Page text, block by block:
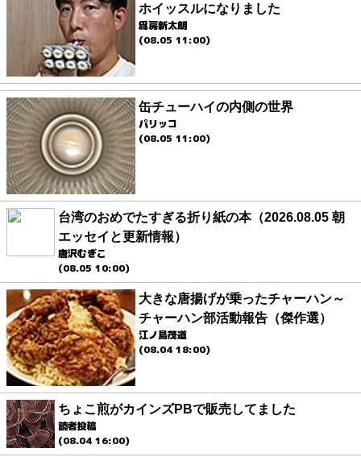
ホイッスルになりました
爲房新太朗
(08.05 11:00)
缶チューハイの内側の世界
パリッコ
(08.05 11:00)
台湾のおめでたすぎる折り紙の本（2026.08.05 朝
エッセイと更新情報）
唐沢むぎこ
(08.05 10:00)
大きな唐揚げが乗ったチャーハン～
チャーハン部活動報告（傑作選）
江ノ島茂道
(08.04 18:00)
ちょこ煎がカインズPBで販売してました
読者投稿
(08.04 16:00)